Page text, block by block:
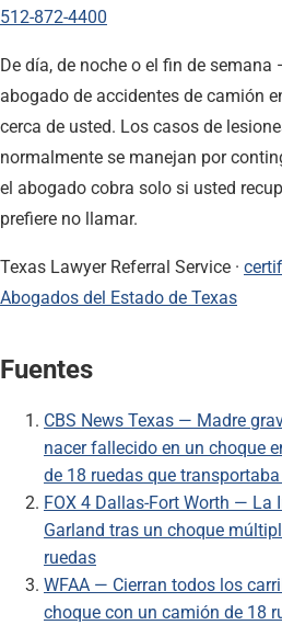
512-872-4400
De día, de noche o el fin de
abogado de accidentes de camión
cerca de usted. Los casos de
normalmente se manejan por
el abogado cobra solo si usted
prefiere no llamar.
Texas Lawyer Referral Service ·
Abogados del Estado de Texas
Fuentes
CBS News Texas — Madre
nacer fallecido en un choque
de 18 ruedas que
FOX 4 Dallas-Fort Worth — La
Garland tras un choque
ruedas
WFAA — Cierran todos los
choque con un camión de 18